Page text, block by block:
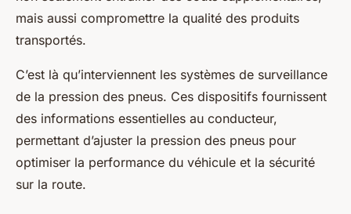
mais aussi compromettre la qualité des produits
transportés.
C’est là qu’interviennent les systèmes de surveillance
de la pression des pneus. Ces dispositifs fournissent
des informations essentielles au conducteur,
permettant d’ajuster la pression des pneus pour
optimiser la performance du véhicule et la sécurité
sur la route.